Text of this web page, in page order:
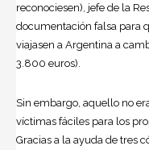
reconociesen), jefe de la
documentación falsa para
viajasen a Argentina a
3.800 euros).
Sin embargo, aquello no
víctimas fáciles para los
Gracias a la ayuda de tres